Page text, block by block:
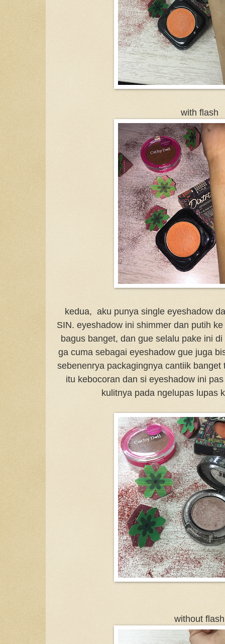
with flash
kedua, aku punya single eyeshadow
SIN. eyeshadow ini shimmer dan putih
bagus banget, dan gue selalu pake ini
ga cuma sebagai eyeshadow gue juga
sebenenrya packagingnya cantiik
itu kebocoran dan si eyeshadow ini
kulitnya pada ngelupas lupas
without flash